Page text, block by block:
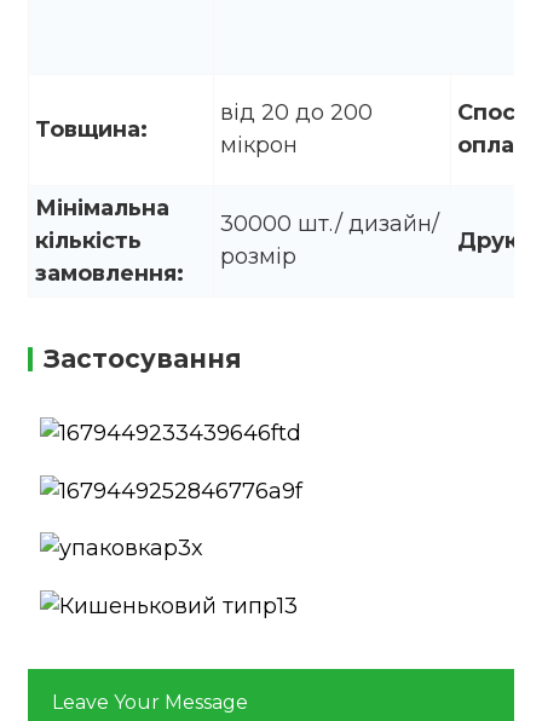
Товщина:
від 20 до 200
мікрон
Спосіб
Мінімальна
кількість
замовлення:
30000 шт./ дизайн/
розмір
Друк:
Застосування
Leave Your Message